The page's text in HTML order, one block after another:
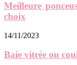
Meilleure
choix
14/11/2023
Baie vitrée ou